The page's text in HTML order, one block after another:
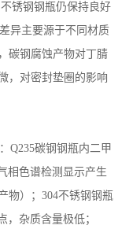
不锈钢钢瓶仍保持良好
异主要源于不同材质
碳钢腐蚀产物对丁腈
，对密封垫圈的影响
Q235碳钢钢瓶内二甲
相色谱检测显示产生
物）； 304不锈钢钢瓶
，杂质含量极低；